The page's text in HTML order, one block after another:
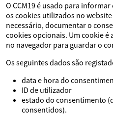
O CCM19 é usado para
os cookies utilizados no
necessário, documentar o
cookies opcionais. Um cookie é
no navegador para guardar o
Os seguintes dados são
data e hora do
ID de utilizador
estado do consentimento
consentidos).